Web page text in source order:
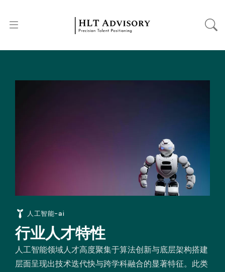
人工智能-ai
行业人才特性
人工智能领域人才高度聚集于算法创新与底层架构搭建
层面呈现出技术迭代快与跨学科融合的显著特征。此类